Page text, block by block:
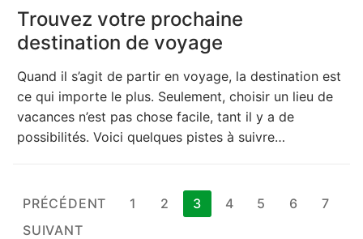
Trouvez votre prochaine
destination de voyage
Quand il s’agit de partir en voyage, la destination est
ce qui importe le plus. Seulement, choisir un lieu de
vacances n’est pas chose facile, tant il y a de
possibilités. Voici quelques pistes à suivre…
Pagination
des
PRÉCÉDENT 1 2 3 4 5 6
7
SUIVANT